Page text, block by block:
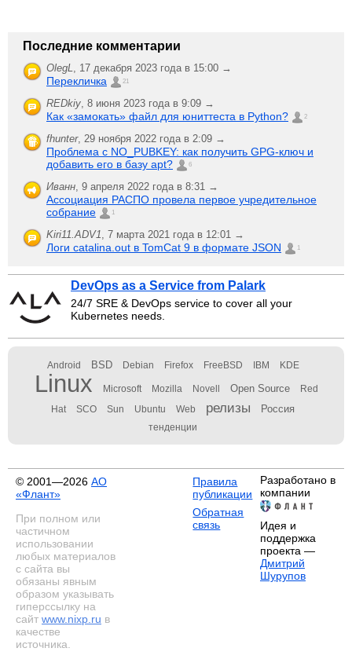
Последние комментарии
OlegL, 17 декабря 2023 года в 15:00 →
Перекличка 21
REDkiy, 8 июня 2023 года в 9:09 →
Как «замокать» файл для юниттеста в Python? 2
fhunter, 29 ноября 2022 года в 2:09 →
Проблема с NO_PUBKEY: как получить GPG-ключ и
добавить его в базу apt?
6
Иванн, 9 апреля 2022 года в 8:31 →
Ассоциация РАСПО провела первое учредительное
собрание
1
Kiri11.ADV1, 7 марта 2021 года в 12:01 →
Логи catalina.out в TomCat 9 в формате JSON 1
DevOps as a Service from Palark
24/7 SRE & DevOps service to cover all your
Kubernetes needs.
Android BSD Debian Firefox FreeBSD IBM KDE
Linux Microsoft Mozilla Novell Open Source Red
Hat SCO Sun Ubuntu Web релизы Россия
тенденции
© 2001—2026 АО
«Флант»
При полном или
частичном
использовании
любых материалов
с сайта вы
обязаны явным
образом указывать
гиперссылку на
сайт www.nixp.ru в
качестве
источника.
Правила
публикации
Обратная
связь
Разработано в
компании
Идея и
поддержка
проекта —
Дмитрий
Шурупов